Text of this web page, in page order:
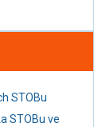
STOBu
STOBu ve